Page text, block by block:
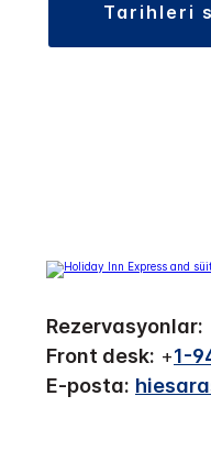
tarihleri
Rezervasyonlar:
Front desk: +1-
E-posta: